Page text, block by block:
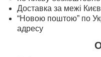
Доставка за межі
“Новою поштою” по
адресу